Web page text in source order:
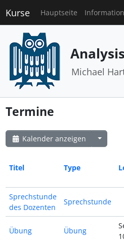
Kurse Hauptseite
Michael
Termine
Kalender anzeigen
Titel Type
Sprechstunde
des Dozenten
Sprechstunde
Übung Übung